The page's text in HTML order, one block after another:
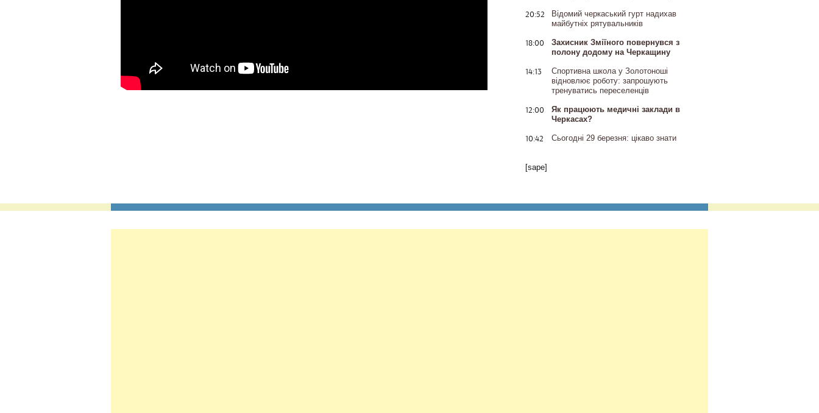
20:52
Відомий черкаський гурт надихав
майбутніх рятувальників
18:00
Захисник Зміїного повернувся з
полону додому на Черкащину
14:13
Спортивна школа у Золотоноші
відновлює роботу: запрошують
тренуватись переселенців
12:00
Як працюють медичні заклади в
Черкасах?
10:42 Сьогодні 29 березня: цікаво знати
[sape]